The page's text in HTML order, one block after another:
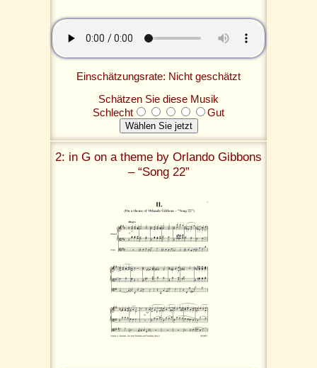
Einschätzungsrate: Nicht geschätzt
Schätzen Sie diese Musik
Schlecht
Gut
2: in G on a theme by Orlando Gibbons
– “Song 22”